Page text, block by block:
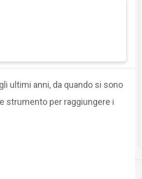
ultimi anni, da quando si sono
strumento per raggiungere i